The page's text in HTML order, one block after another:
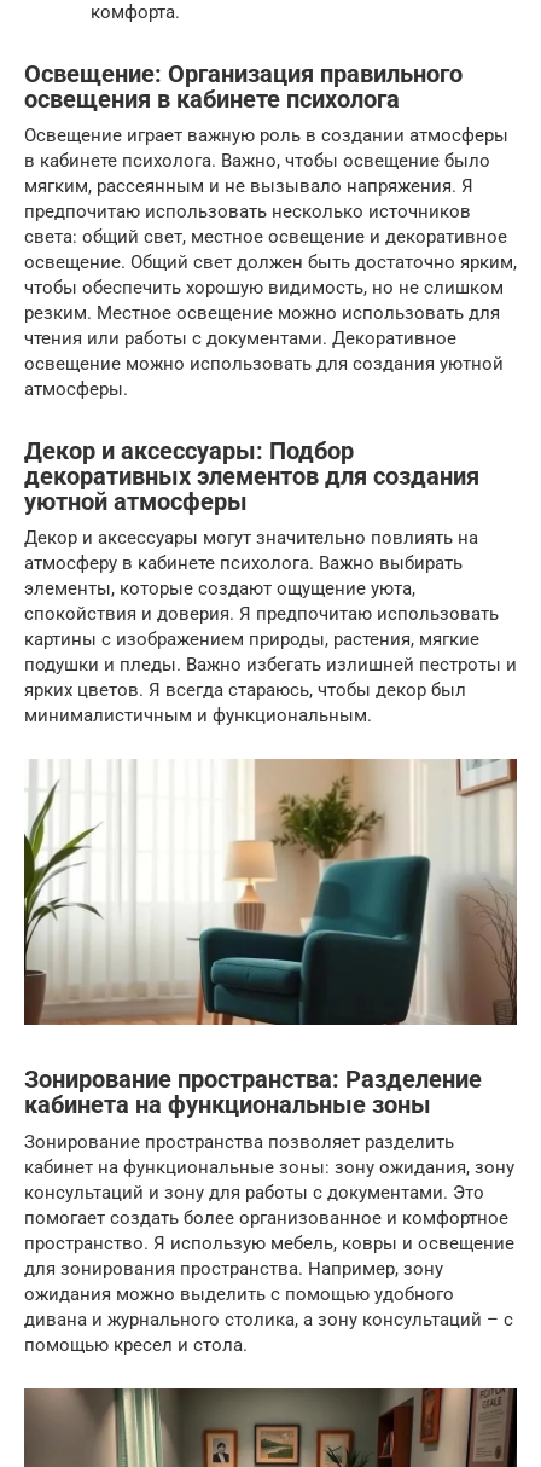
комфорта.
Освещение: Организация правильного
освещения в кабинете психолога
Освещение играет важную роль в создании атмосферы
в кабинете психолога. Важно, чтобы освещение было
мягким, рассеянным и не вызывало напряжения. Я
предпочитаю использовать несколько источников
света: общий свет, местное освещение и декоративное
освещение. Общий свет должен быть достаточно ярким,
чтобы обеспечить хорошую видимость, но не слишком
резким. Местное освещение можно использовать для
чтения или работы с документами. Декоративное
освещение можно использовать для создания уютной
атмосферы.
Декор и аксессуары: Подбор
декоративных элементов для создания
уютной атмосферы
Декор и аксессуары могут значительно повлиять на
атмосферу в кабинете психолога. Важно выбирать
элементы, которые создают ощущение уюта,
спокойствия и доверия. Я предпочитаю использовать
картины с изображением природы, растения, мягкие
подушки и пледы. Важно избегать излишней пестроты и
ярких цветов. Я всегда стараюсь, чтобы декор был
минималистичным и функциональным.
Зонирование пространства: Разделение
кабинета на функциональные зоны
Зонирование пространства позволяет разделить
кабинет на функциональные зоны: зону ожидания, зону
консультаций и зону для работы с документами. Это
помогает создать более организованное и комфортное
пространство. Я использую мебель, ковры и освещение
для зонирования пространства. Например, зону
ожидания можно выделить с помощью удобного
дивана и журнального столика, а зону консультаций – с
помощью кресел и стола.